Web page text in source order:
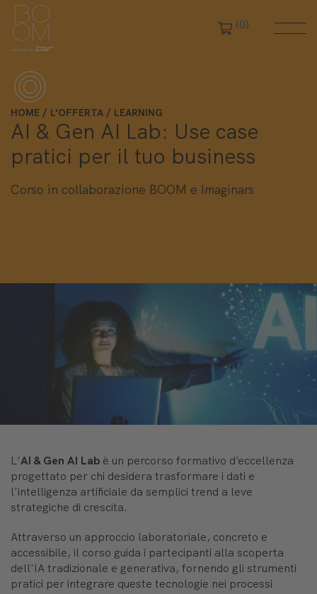
(0)
HOME L'OFFERTA LEARNING
AI & Gen AI Lab: Use case
pratici per il tuo business
Corso in collaborazione BOOM e Imaginars
L’AI & Gen AI Lab è un percorso formativo d’eccellenza
progettato per chi desidera trasformare i dati e
l'intelligenza artificiale da semplici trend a leve
strategiche di crescita.
Attraverso un approccio laboratoriale, concreto e
accessibile, il corso guida i partecipanti alla scoperta
dell'IA tradizionale e generativa, fornendo gli strumenti
pratici per integrare queste tecnologie nei processi